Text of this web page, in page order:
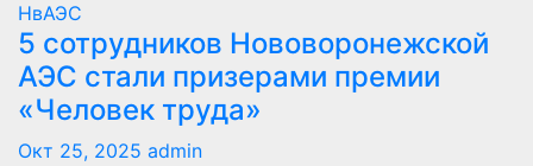
НвАЭС
5 сотрудников Нововоронежской
АЭС стали призерами премии
«Человек труда»
Окт 25, 2025 admin